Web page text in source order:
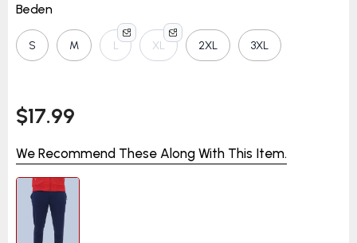
Beden
S M L XL 2XL 3XL
$17.99
We Recommend These Along With This Item.